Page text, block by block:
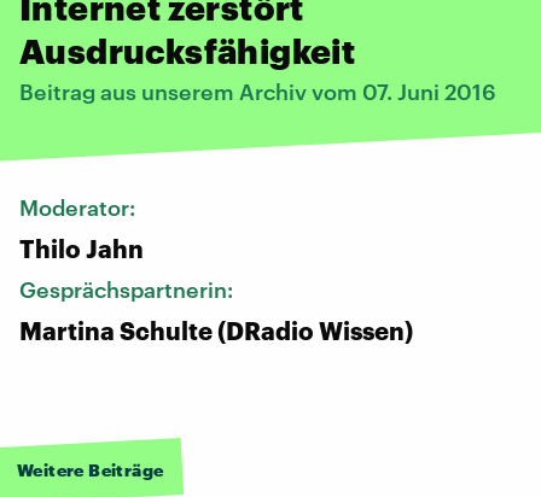
Ausdrucksfähigkeit
Beitrag aus unserem Archiv vom 07. Juni 2016
Moderator:
Thilo Jahn
Gesprächspartnerin:
Martina Schulte (DRadio Wissen)
Weitere Beiträge